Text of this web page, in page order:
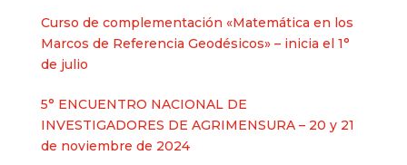
Curso de complementación «Matemática en los
Marcos de Referencia Geodésicos» – inicia el 1°
de julio
5° ENCUENTRO NACIONAL DE
INVESTIGADORES DE AGRIMENSURA – 20 y 21
de noviembre de 2024